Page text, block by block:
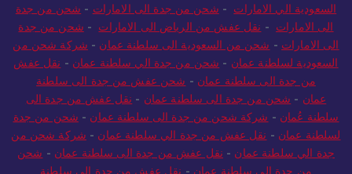
السعودية الي الامارات - شحن من جدة الى الامارات - شحن من جدة
الى الامارات - نقل عفش من الرياض الى الامارات - شحن من جدة
الى الامارات - شحن من السعودية الى سلطنة عمان - شركة شحن من
السعودية لسلطنة عمان - شحن من جدة الي سلطنة عمان - نقل عفش
من جدة الى سلطنة عمان - شحن عفش من جدة الى سلطنة
عمان - شحن من جدة الى سلطنة عمان - نقل عفش من جدة الى
سلطنة عُمان - شركة شحن من جدة الى سلطنة عمان - شحن من جدة
لسلطنة عمان - نقل عفش من جدة الي سلطنة عمان - شركة شحن من
جدة الي سلطنة عمان - نقل عفش من جدة الى سلطنة عمان - شحن
من جدة الي سلطنة عمان - نقل عفش من جدة الى سلطنة